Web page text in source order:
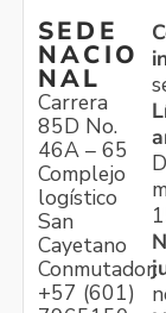
SEDE
NACIO
NAL
Carrera
85D No.
46A – 65
Complejo
logístico
San
Cayetano
Conmutador:
+57 (601)